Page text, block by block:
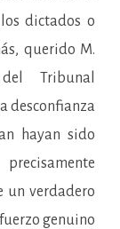
dictados o
querido M.
Tribunal
desconfianza
hayan sido
un verdadero
genuino